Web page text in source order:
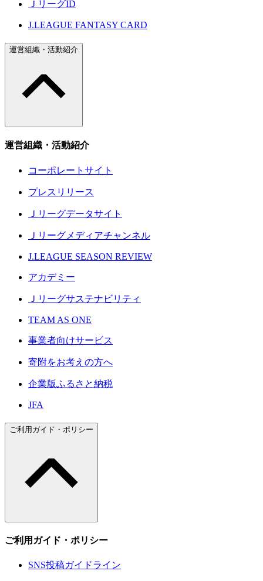
ＪリーグID
J.LEAGUE FANTASY CARD
運営組織・活動紹介
運営組織・活動紹介
コーポレートサイト
プレスリリース
Ｊリーグデータサイト
Ｊリーグメディアチャンネル
J.LEAGUE SEASON REVIEW
アカデミー
Ｊリーグサステナビリティ
TEAM AS ONE
事業者向けサービス
寄附をお考えの方へ
企業版ふるさと納税
JFA
ご利用ガイド・ポリシー
ご利用ガイド・ポリシー
SNS投稿ガイドライン